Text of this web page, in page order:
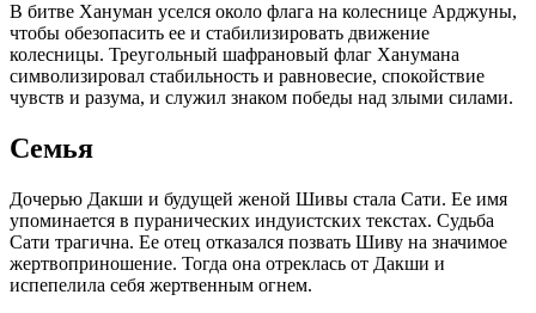
В битве Хануман уселся около флага на колеснице Арджуны,
чтобы обезопасить ее и стабилизировать движение
колесницы. Треугольный шафрановый флаг Ханумана
символизировал стабильность и равновесие, спокойствие
чувств и разума, и служил знаком победы над злыми силами.
Семья
Дочерью Дакши и будущей женой Шивы стала Сати. Ее имя
упоминается в пуранических индуистских текстах. Судьба
Сати трагична. Ее отец отказался позвать Шиву на значимое
жертвоприношение. Тогда она отреклась от Дакши и
испепелила себя жертвенным огнем.